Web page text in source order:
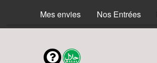
Mes envies Nos Entrées